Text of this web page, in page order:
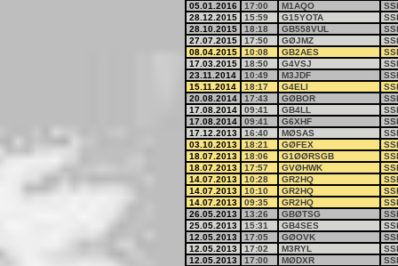
05.01.2016
17:00 M1AQO
28.12.2015
15:59 G15YOTA
28.10.2015
18:18 GB558VUL
27.07.2015
17:50 GØJMZ
08.04.2015
10:08 GB2AES
17.03.2015
18:50 G4VSJ
23.11.2014
10:49 M3JDF
15.11.2014
18:17 G4ELI
20.08.2014
17:43 GØBOR
17.08.2014
09:41 GB4LL
17.08.2014
09:41 G6XHF
17.12.2013
16:40 MØSAS
03.10.2013
18:21 GØFEX
18.07.2013
18:06 G1ØØRSGB
18.07.2013
17:57 GVØHWK
14.07.2013
10:28 GR2HQ
14.07.2013
10:10 GR2HQ
14.07.2013
09:35 GR2HQ
26.05.2013
13:26 GBØTSG
25.05.2013
15:31 GB4SES
12.05.2013
17:05 GØOVK
12.05.2013
17:02 M3RYL
12.05.2013
17:00 MØDXR